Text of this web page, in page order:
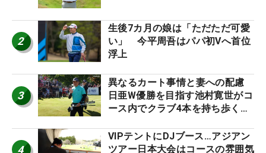
2
生後7カ月の娘は「ただただ可愛
い」 今平周吾はパパ初Vへ首位
浮上
3
異なるカート事情と妻への配慮
日亜W優勝を目指す池村寛世がコ
ース内でクラブ4本を持ち歩く理
4
VIPテントにDJブース…アジアン
ツアー日本大会はコースの雰囲気